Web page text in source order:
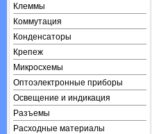
Клеммы
Коммутация
Конденсаторы
Крепеж
Микросхемы
Оптоэлектронные приборы
Освещение и индикация
Разъемы
Расходные материалы